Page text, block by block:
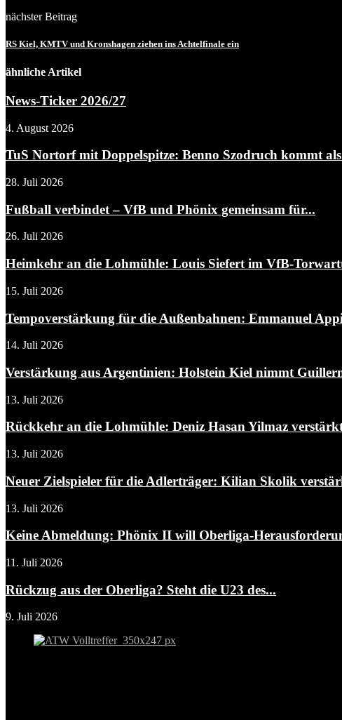
nächster Beitrag
RS Kiel, KMTV und Kronshagen ziehen ins Achtelfinale ein
ähnliche Artikel
News-Ticker 2026/27
4. August 2026
TuS Nortorf mit Doppelspitze: Benno Szodruch kommt
28. Juli 2026
Fußball verbindet – VfB und Phönix gemeinsam für...
26. Juli 2026
Heimkehr an die Lohmühle: Louis Siefert im VfB-
15. Juli 2026
Tempoverstärkung für die Außenbahnen: Emmanuel
14. Juli 2026
Verstärkung aus Argentinien: Holstein Kiel nimmt
13. Juli 2026
Rückkehr an die Lohmühle: Deniz Hasan Yilmaz
13. Juli 2026
Neuer Zielspieler für die Adlerträger: Kilian Skolik
13. Juli 2026
Keine Abmeldung: Phönix II will Oberliga-
11. Juli 2026
Rückzug aus der Oberliga? Steht die U23 des...
9. Juli 2026